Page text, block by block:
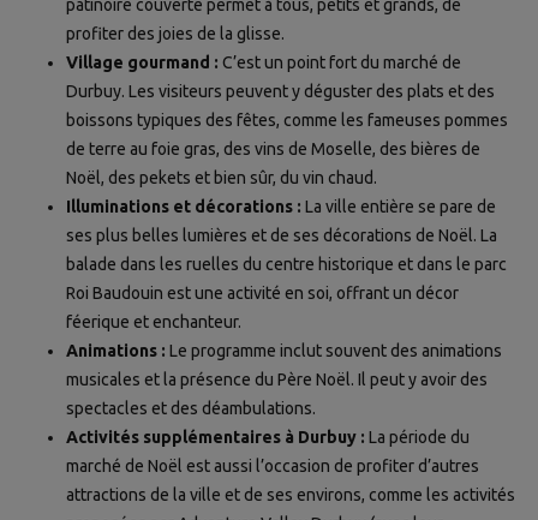
patinoire couverte permet à tous, petits et grands, de
profiter des joies de la glisse.
Village gourmand : C’est un point fort du marché de
Durbuy. Les visiteurs peuvent y déguster des plats et des
boissons typiques des fêtes, comme les fameuses pommes
de terre au foie gras, des vins de Moselle, des bières de
Noël, des pekets et bien sûr, du vin chaud.
Illuminations et décorations : La ville entière se pare de
ses plus belles lumières et de ses décorations de Noël. La
balade dans les ruelles du centre historique et dans le parc
Roi Baudouin est une activité en soi, offrant un décor
féerique et enchanteur.
Animations : Le programme inclut souvent des animations
musicales et la présence du Père Noël. Il peut y avoir des
spectacles et des déambulations.
Activités supplémentaires à Durbuy : La période du
marché de Noël est aussi l’occasion de profiter d’autres
attractions de la ville et de ses environs, comme les activités